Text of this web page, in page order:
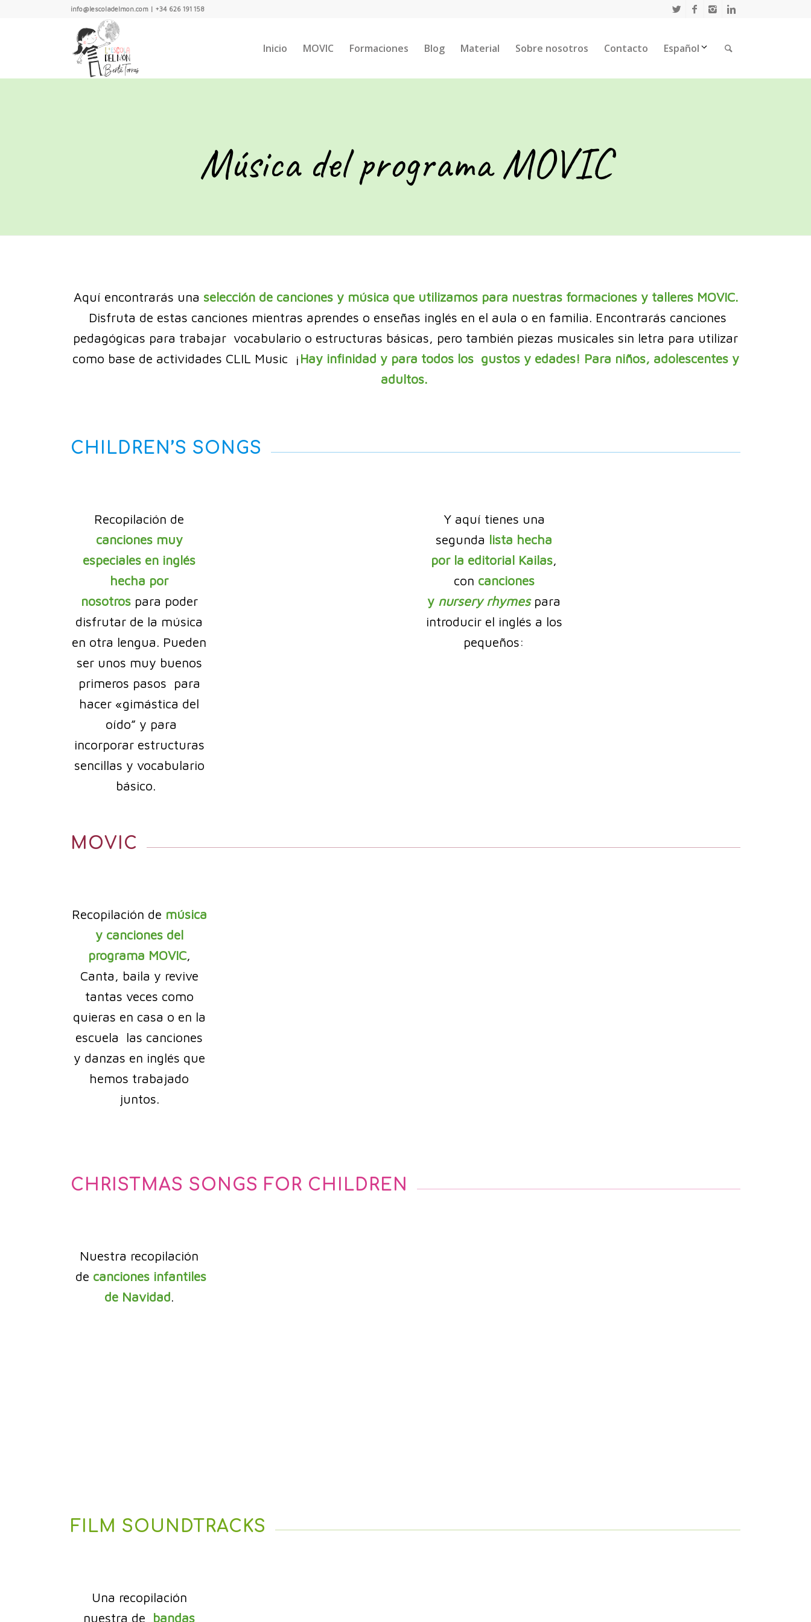
info@lescoladelmon.com | +34 626 191 158
Inicio MOVIC Formaciones Blog Material Sobre nosotros Contacto Español
Música del programa MOVIC
Aquí encontrarás una selección de canciones y música que utilizamos para nuestras formaciones y talleres MOVIC.
Disfruta de estas canciones mientras aprendes o enseñas inglés en el aula o en familia. Encontrarás canciones
pedagógicas para trabajar vocabulario o estructuras básicas, pero también piezas musicales sin letra para utilizar
como base de actividades CLIL Music ¡ Hay infinidad y para todos los gustos y edades! Para niños, adolescentes y
adultos.
CHILDREN’S SONGS
Recopilación de
canciones muy
especiales en inglés
hecha por
nosotros para poder
disfrutar de la música
en otra lengua. Pueden
ser unos muy buenos
primeros pasos para
hacer «gimástica del
oído” y para
incorporar estructuras
sencillas y vocabulario
básico.
Y aquí tienes una
segunda lista hecha
por la editorial Kailas,
con canciones
y nursery rhymespara
introducir el inglés a los
pequeños:
MOVIC
Recopilación de música
y canciones del
programa MOVIC,
Canta, baila y revive
tantas veces como
quieras en casa o en la
escuela las canciones
y danzas en inglés que
hemos trabajado
juntos.
CHRISTMAS SONGS FOR CHILDREN
Nuestra recopilación
de canciones infantiles
de Navidad.
FILM SOUNDTRACKS
Una recopilación
nuestra de bandas